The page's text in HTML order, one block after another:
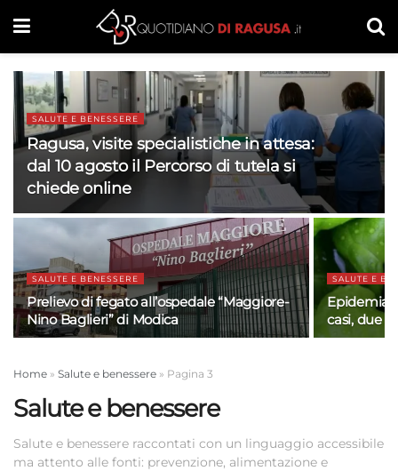
SALUTE E BENESSERE
Ragusa, visite specialistiche in attesa:
dal 10 agosto il Percorso di tutela si
chiede online
SALUTE E BENESSERE
Prelievo di fegato all’ospedale “Maggiore-
Nino Baglieri” di Modica
SALUTE E
Epidemia
casi, due
Home » Salute e benessere » Pagina 3
Salute e benessere
Salute e benessere raccontati con un linguaggio accessibile
ma attento alle fonti: prevenzione, alimentazione e